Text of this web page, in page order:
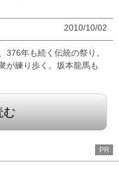
2010/10/02
376年も続く伝統の祭り。
が練り歩く。坂本龍馬も
む
PR